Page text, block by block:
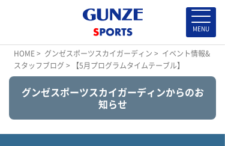
HOME> グンゼスポーツスカイガーディン > イベント情報&
スタッフブログ> 【5月プログラムタイムテーブル】
グンゼスポーツスカイガーディンからのお
知らせ